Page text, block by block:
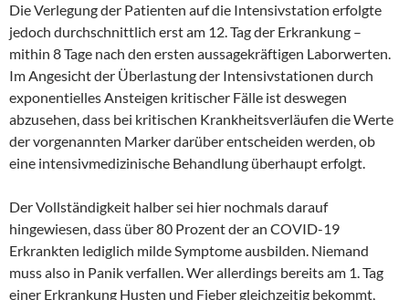
Die Verlegung der Patienten auf die Intensivstation erfolgte
jedoch durchschnittlich erst am 12. Tag der Erkrankung –
mithin 8 Tage nach den ersten aussagekräftigen Laborwerten.
Im Angesicht der Überlastung der Intensivstationen durch
exponentielles Ansteigen kritischer Fälle ist deswegen
abzusehen, dass bei kritischen Krankheitsverläufen die Werte
der vorgenannten Marker darüber entscheiden werden, ob
eine intensivmedizinische Behandlung überhaupt erfolgt.
Der Vollständigkeit halber sei hier nochmals darauf
hingewiesen, dass über 80 Prozent der an COVID-19
Erkrankten lediglich milde Symptome ausbilden. Niemand
muss also in Panik verfallen. Wer allerdings bereits am 1. Tag
einer Erkrankung Husten und Fieber gleichzeitig bekommt,